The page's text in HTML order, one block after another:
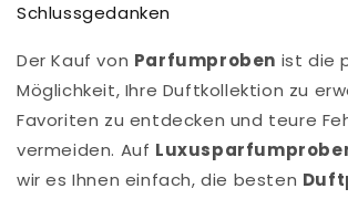
Schlussgedanken
Der Kauf von Parfumproben ist die
Möglichkeit, Ihre Duftkollektion zu
Favoriten zu entdecken und teure
vermeiden. Auf
wir es Ihnen einfach, die besten